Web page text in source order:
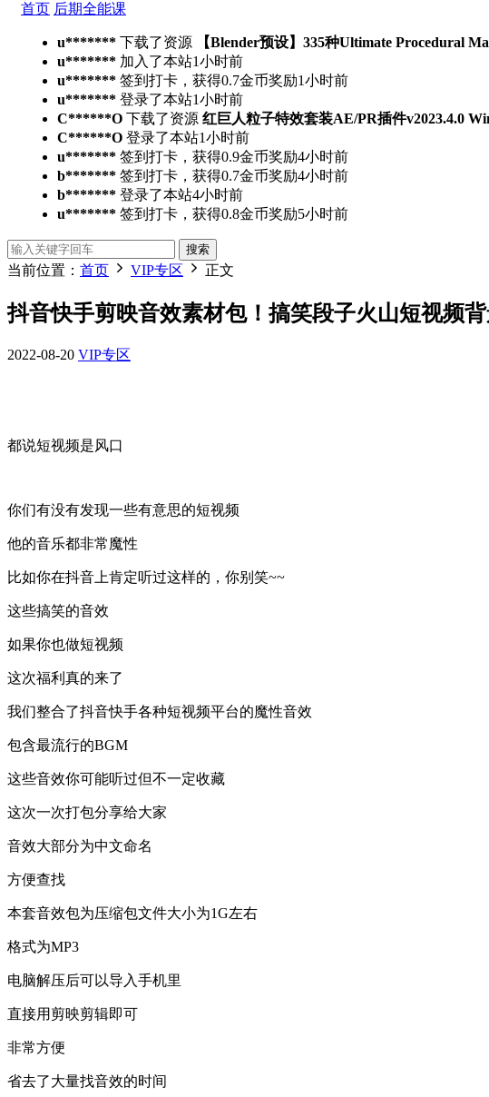
首页 后期全能课
u******* 下载了资源 【Blender预设】335种Ultimate Procedural
u******* 加入了本站1小时前
u******* 签到打卡，获得0.7金币奖励1小时前
u******* 登录了本站1小时前
C******O 下载了资源 红巨人粒子特效套装AE/PR插件v2023.4.0
C******O 登录了本站1小时前
u******* 签到打卡，获得0.9金币奖励4小时前
b******* 签到打卡，获得0.7金币奖励4小时前
b******* 登录了本站4小时前
u******* 签到打卡，获得0.8金币奖励5小时前
搜索
当前位置： 首页 VIP专区 正文
抖音快手剪映音效素材包！搞笑段子火山短视频
2022-08-20 VIP专区
都说短视频是风口
你们有没有发现一些有意思的短视频
他的音乐都非常魔性
比如你在抖音上肯定听过这样的，你别笑~~
这些搞笑的音效
如果你也做短视频
这次福利真的来了
我们整合了抖音快手各种短视频平台的魔性音效
包含最流行的BGM
这些音效你可能听过但不一定收藏
这次一次打包分享给大家
音效大部分为中文命名
方便查找
本套音效包为压缩包文件大小为1G左右
格式为MP3
电脑解压后可以导入手机里
直接用剪映剪辑即可
非常方便
省去了大量找音效的时间